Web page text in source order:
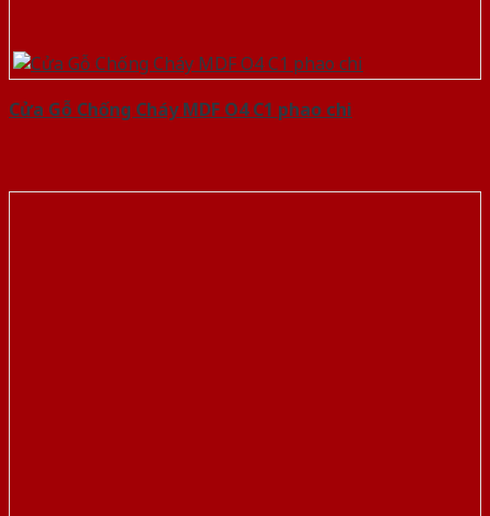
Cửa Gỗ Chống Cháy MDF O4 C1 phao chi